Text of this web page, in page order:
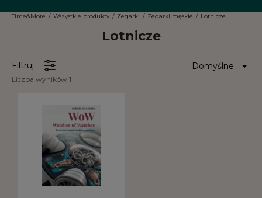
Time&More / Wszystkie produkty / Zegarki / Zegarki męskie / Lotnicze
Lotnicze
Filtruj
Liczba wyników 1